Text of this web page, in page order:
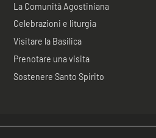
La Comunità Agostiniana
Celebrazioni e liturgia
Visitare la Basilica
Prenotare una visita
Sostenere Santo Spirito